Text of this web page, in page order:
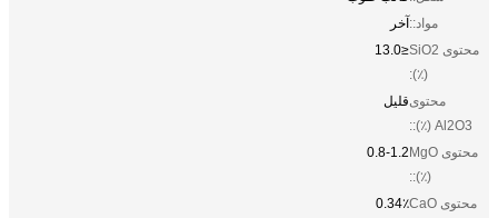
مواد::آخر
محتوى SiO2
(٪):
≤13.0
محتوى
Al2O3 (٪)::
قليل
محتوى MgO
(٪)::
0.8-1.2
محتوى CaO0.34٪